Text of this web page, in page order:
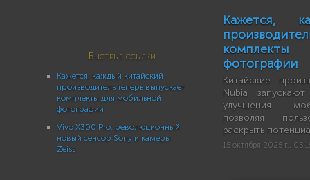
Быстрые ссылки
Кажется, каждый китайский
производитель теперь выпускает
комплекты для мобильной
фотографии
Vivo X300 Pro: революционный
новый сенсор Sony и камеры
Zeiss
Кажется,
фотографии
Китайские
Nubia
улучшения
позволяя
раскрыть
15 октября 2025 г.,